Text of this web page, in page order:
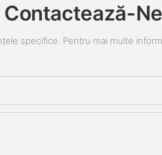
Contactează-Ne
specifice. Pentru mai multe